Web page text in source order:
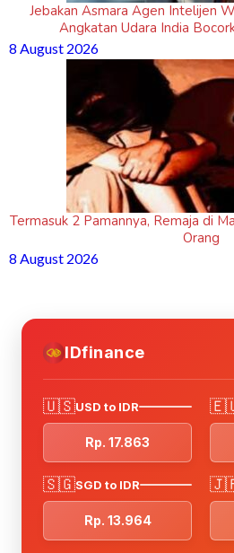
Jebakan Asmara Agen Intelijen
Angkatan Udara India
8 August 2026
Termasuk 2 Pamannya, Remaja di
Orang
8 August 2026
IDfinance
🇺🇸USD to IDR
Rp. 17.863
🇸🇬SGD to IDR
Rp. 13.964